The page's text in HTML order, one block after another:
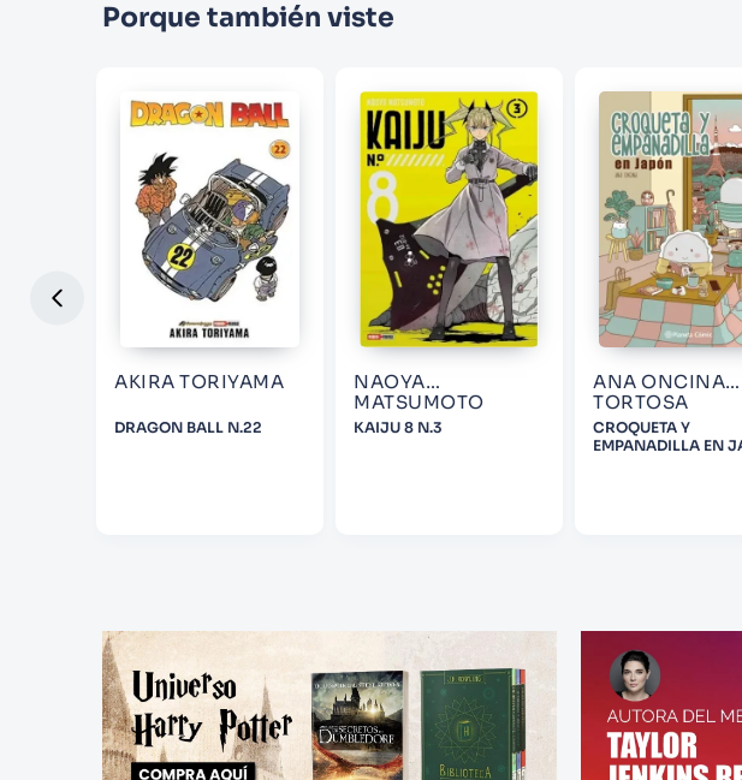
Porque también viste
AKIRA TORIYAMA
DRAGON BALL N.22
NAOYA
MATSUMOTO
KAIJU 8 N.3
ANA ONCINA
TORTOSA
CROQUETA Y
EMPANADILLA EN